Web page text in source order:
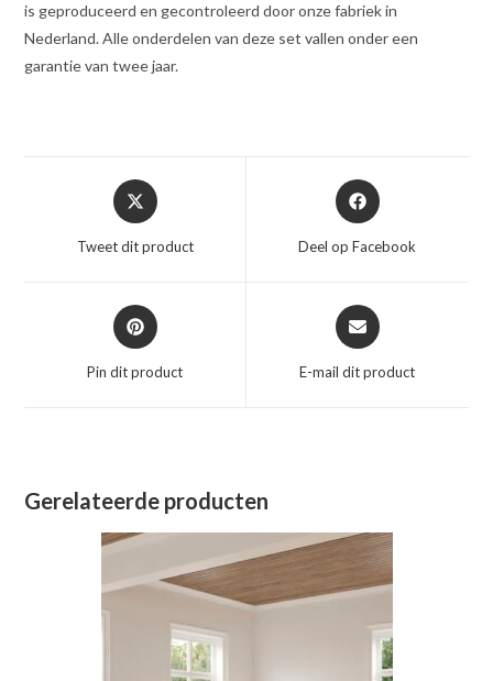
is geproduceerd en gecontroleerd door onze fabriek in
Nederland. Alle onderdelen van deze set vallen onder een
garantie van twee jaar.
Opent
in
een
nieuw
Tweet dit product
Opent
in
een
nieuw
Deel op Facebook
Opent
in
een
nieuw
Pin dit product
Opent
in
een
nieuw
E-mail dit product
Gerelateerde producten